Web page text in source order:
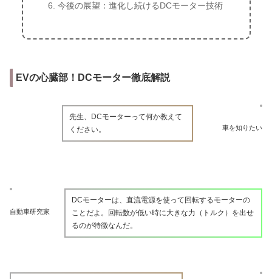
今後の展望：進化し続けるDCモーター技術
EVの心臓部！DCモーター徹底解説
車を知りたい
先生、DCモーターって何か教えて
ください。
自動車研究家
DCモーターは、直流電源を使って回転するモーターの
ことだよ。回転数が低い時に大きな力（トルク）を出せ
るのが特徴なんだ。